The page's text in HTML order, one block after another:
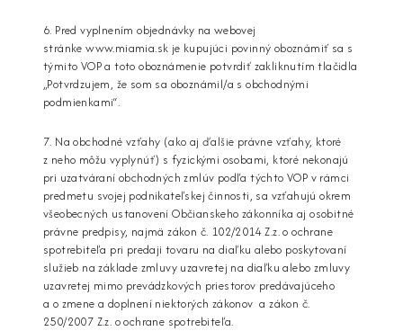
6. Pred vyplnením objednávky na webovej
stránkewww.miamia.sk je kupujúci povinný oboznámiť sa s
týmito VOP a toto oboznámenie potvrdiť zakliknutím tlačidla
„Potvrdzujem, že som sa oboznámil/a s obchodnými
podmienkami“.
7. Na obchodné vzťahy (ako aj ďalšie právne vzťahy, ktoré
z neho môžu vyplynúť) s fyzickými osobami, ktoré nekonajú
pri uzatváraní obchodných zmlúv podľa týchto VOP v rámci
predmetu svojej podnikateľskej činnosti, sa vzťahujú okrem
všeobecných ustanovení Občianskeho zákonníka aj osobitné
právne predpisy, najmä zákon č. 102/2014 Z.z. o ochrane
spotrebiteľa pri predaji tovaru na diaľku alebo poskytovaní
služieb na základe zmluvy uzavretej na diaľku alebo zmluvy
uzavretej mimo prevádzkových priestorov predávajúceho
a o zmene a doplnení niektorých zákonov a zákon č.
250/2007 Z.z. o ochrane spotrebiteľa.